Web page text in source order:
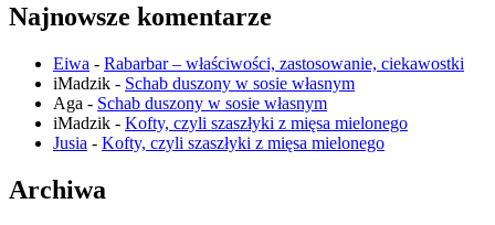
Najnowsze komentarze
Eiwa - Rabarbar – właściwości, zastosowanie, ciekawostki
iMadzik - Schab duszony w sosie własnym
Aga - Schab duszony w sosie własnym
iMadzik - Kofty, czyli szaszłyki z mięsa mielonego
Jusia - Kofty, czyli szaszłyki z mięsa mielonego
Archiwa